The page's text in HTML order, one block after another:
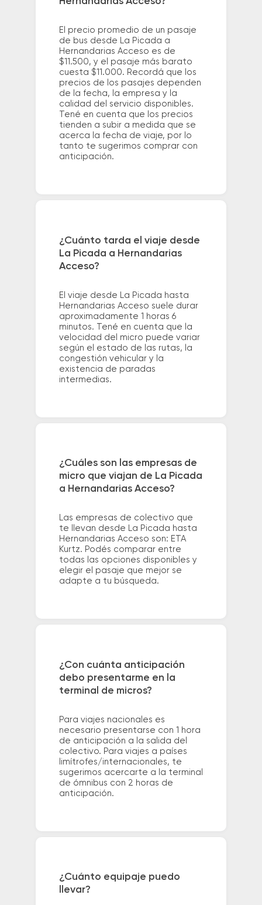
El precio promedio de un pasaje
de bus desde La Picada a
Hernandarias Acceso es de
$11.500, y el pasaje más barato
cuesta $11.000. Recordá que los
precios de los pasajes dependen
de la fecha, la empresa y la
calidad del servicio disponibles.
Tené en cuenta que los precios
tienden a subir a medida que se
acerca la fecha de viaje, por lo
tanto te sugerimos comprar con
anticipación.
¿Cuánto tarda el viaje desde
La Picada a Hernandarias
Acceso?
El viaje desde La Picada hasta
Hernandarias Acceso suele durar
aproximadamente 1 horas 6
minutos. Tené en cuenta que la
velocidad del micro puede variar
según el estado de las rutas, la
congestión vehicular y la
existencia de paradas
intermedias.
¿Cuáles son las empresas de
micro que viajan de La Picada
a Hernandarias Acceso?
Las empresas de colectivo que
te llevan desde La Picada hasta
Hernandarias Acceso son: ETA
Kurtz. Podés comparar entre
todas las opciones disponibles y
elegir el pasaje que mejor se
adapte a tu búsqueda.
¿Con cuánta anticipación
debo presentarme en la
terminal de micros?
Para viajes nacionales es
necesario presentarse con 1 hora
de anticipación a la salida del
colectivo. Para viajes a países
limítrofes/internacionales, te
sugerimos acercarte a la terminal
de ómnibus con 2 horas de
anticipación.
¿Cuánto equipaje puedo
llevar?